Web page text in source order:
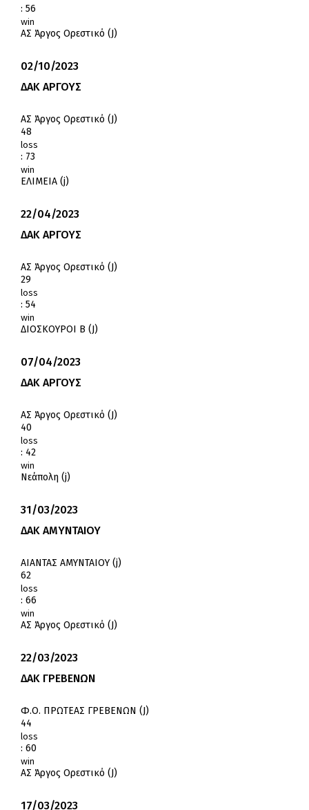
: 56
win
ΑΣ Άργος Ορεστικό (J)
02/10/2023
ΔΑΚ ΑΡΓΟΥΣ
ΑΣ Άργος Ορεστικό (J)
48
loss
: 73
win
ΕΛΙΜΕΙΑ (j)
22/04/2023
ΔΑΚ ΑΡΓΟΥΣ
ΑΣ Άργος Ορεστικό (J)
29
loss
: 54
win
ΔΙΟΣΚΟΥΡΟΙ Β (J)
07/04/2023
ΔΑΚ ΑΡΓΟΥΣ
ΑΣ Άργος Ορεστικό (J)
40
loss
: 42
win
Νεάπολη (j)
31/03/2023
ΔΑΚ ΑΜΥΝΤΑΙΟΥ
ΑΙΑΝΤΑΣ ΑΜΥΝΤΑΙΟΥ (j)
62
loss
: 66
win
ΑΣ Άργος Ορεστικό (J)
22/03/2023
ΔΑΚ ΓΡΕΒΕΝΩΝ
Φ.Ο. ΠΡΩΤΕΑΣ ΓΡΕΒΕΝΩΝ (J)
44
loss
: 60
win
ΑΣ Άργος Ορεστικό (J)
17/03/2023